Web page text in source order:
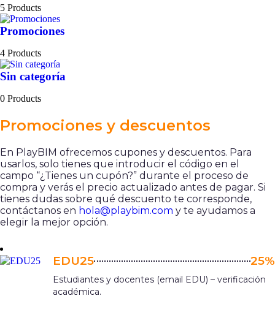
5 Products
Promociones
4 Products
Sin categoría
0 Products
Promociones y descuentos
En PlayBIM ofrecemos cupones y descuentos. Para
usarlos, solo tienes que introducir el código en el
campo “¿Tienes un cupón?” durante el proceso de
compra y verás el precio actualizado antes de pagar. Si
tienes dudas sobre qué descuento te corresponde,
contáctanos en hola@playbim.com y te ayudamos a
elegir la mejor opción.
EDU25 25%
Estudiantes y docentes (email EDU) – verificación
académica.